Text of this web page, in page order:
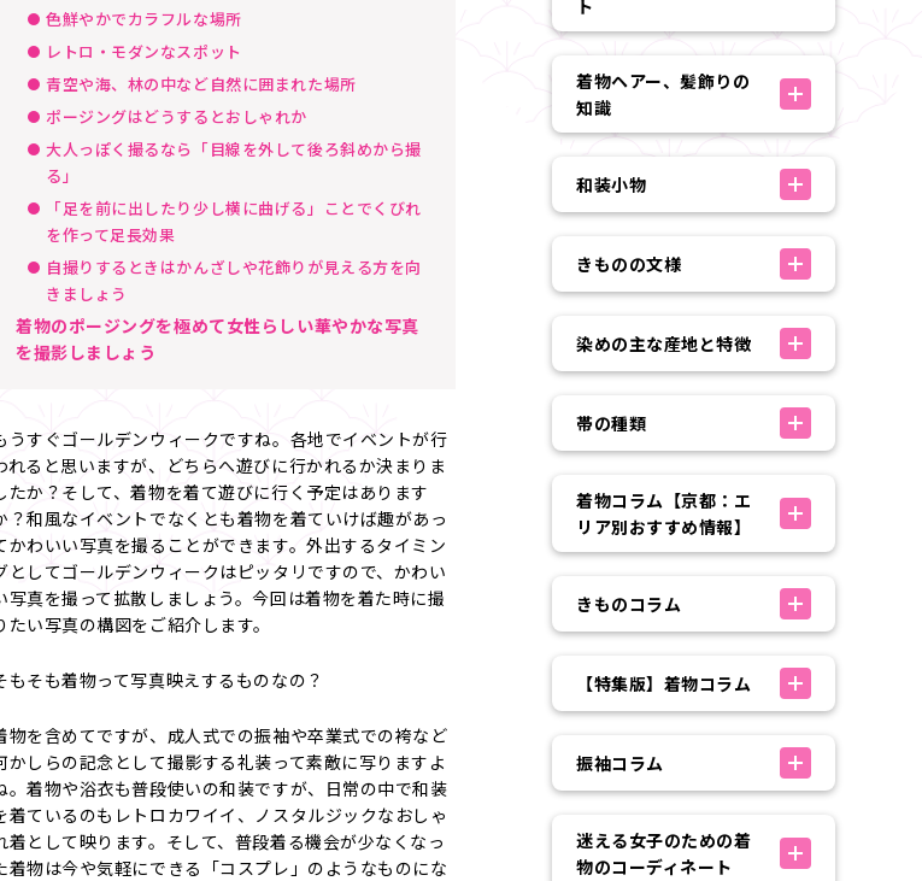
色鮮やかでカラフルな場所
レトロ・モダンなスポット
青空や海、林の中など自然に囲まれた場所
ポージングはどうするとおしゃれか
大人っぽく撮るなら「目線を外して後ろ斜めから撮
る」
「足を前に出したり少し横に曲げる」ことでくびれ
を作って足長効果
自撮りするときはかんざしや花飾りが見える方を向
きましょう
着物のポージングを極めて女性らしい華やかな写真
を撮影しましょう
うすぐゴールデンウィークですね。各地でイベントが行
れると思いますが、どちらへ遊びに行かれるか決まりま
たか？そして、着物を着て遊びに行く予定はあります
？和風なイベントでなくとも着物を着ていけば趣があっ
かわいい写真を撮ることができます。外出するタイミン
としてゴールデンウィークはピッタリですので、かわい
写真を撮って拡散しましょう。今回は着物を着た時に撮
たい写真の構図をご紹介します。
もそも着物って写真映えするものなの？
物を含めてですが、成人式での振袖や卒業式での袴など
かしらの記念として撮影する礼装って素敵に写りますよ
。着物や浴衣も普段使いの和装ですが、日常の中で和装
着ているのもレトロカワイイ、ノスタルジックなおしゃ
着として映ります。そして、普段着る機会が少なくなっ
着物は今や気軽にできる「コスプレ」のようなものにな
ト
着物ヘアー、髪飾りの
知識
和装小物
きものの文様
染めの主な産地と特徴
帯の種類
着物コラム【京都：エ
リア別おすすめ情報】
きものコラム
【特集版】着物コラム
振袖コラム
迷える女子のための着
物のコーディネート